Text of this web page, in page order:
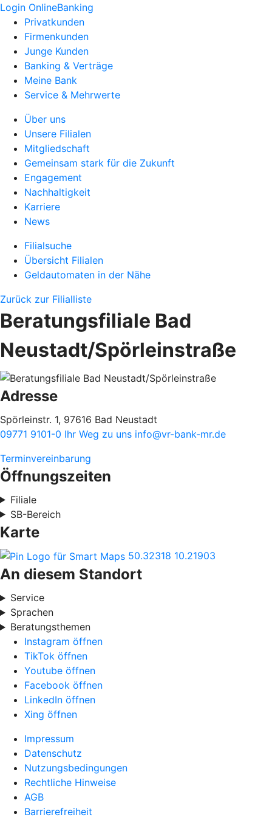
Login OnlineBanking
Privatkunden
Firmenkunden
Junge Kunden
Banking & Verträge
Meine Bank
Service & Mehrwerte
Über uns
Unsere Filialen
Mitgliedschaft
Gemeinsam stark für die Zukunft
Engagement
Nachhaltigkeit
Karriere
News
Filialsuche
Übersicht Filialen
Geldautomaten in der Nähe
Zurück zur Filialliste
Beratungsfiliale Bad
Neustadt/Spörleinstraße
Adresse
Spörleinstr. 1, 97616 Bad Neustadt
09771 9101-0 Ihr Weg zu uns info@vr-bank-mr.de
Terminvereinbarung
Öffnungszeiten
Filiale
SB-Bereich
Karte
50.32318 10.21903
An diesem Standort
Service
Sprachen
Beratungsthemen
Instagram öffnen
TikTok öffnen
Youtube öffnen
Facebook öffnen
LinkedIn öffnen
Xing öffnen
Impressum
Datenschutz
Nutzungsbedingungen
Rechtliche Hinweise
AGB
Barrierefreiheit